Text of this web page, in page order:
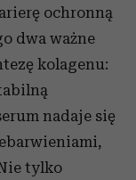
ochronną
dwa ważne
kolagenu:
nadaje się
tylko